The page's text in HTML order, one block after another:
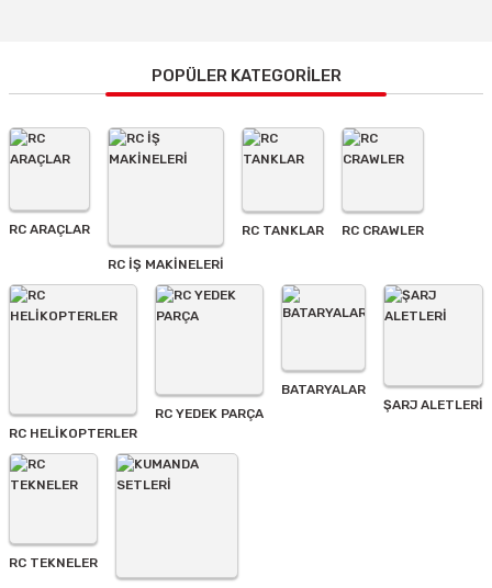
Görüş ve önerileriniz için teşekkür ederiz.
Ürün resmi kalitesiz, bozuk veya görüntülenemiyor.
Ürün açıklamasında eksik bilgiler bulunuyor.
Ürün fiyatı diğer sitelerden daha pahalı.
Bu ürüne benzer farklı alternatifler olmalı.
Gönder
POPÜLER KATEGORİLER
RC ARAÇLAR
RC İŞ MAKİNELERİ
RC TANKLAR RC CRAWLER
RC HELİKOPTERLER
RC YEDEK PARÇA
BATARYALAR
ŞARJ ALETLERI
RC TEKNELER